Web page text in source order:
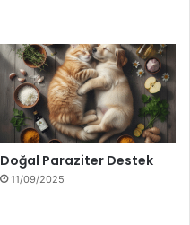
Doğal Paraziter Destek
11/09/2025